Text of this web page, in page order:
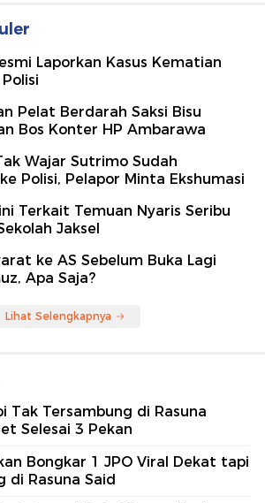
Laporkan Kasus Kematian
Pelat Berdarah Saksi Bisu
Bos Konter HP Ambarawa
Wajar Sutrimo Sudah
Polisi, Pelapor Minta Ekshumasi
Terkait Temuan Nyaris Seribu
Jaksel
ke AS Sebelum Buka Lagi
Apa Saja?
Lihat Selengkapnya
Tak Tersambung di Rasuna
Selesai 3 Pekan
Bongkar 1 JPO Viral Dekat tapi
di Rasuna Said